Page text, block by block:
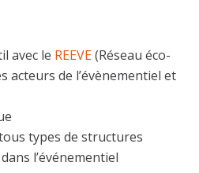
avec le REEVE(Réseau éco-
acteurs de l’évènementiel et
types de structures
l’événementiel